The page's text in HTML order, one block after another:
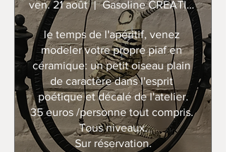
ven. 21 août Gasoline CREATION
le temps de l'apéritif, venez
modeler votre propre piaf en
céramique: un petit oiseau plain
de caractère dans l'esprit
poétique et décalé de l'atelier.
35 euros /personne tout compris.
Tous niveaux.
Sur réservation.